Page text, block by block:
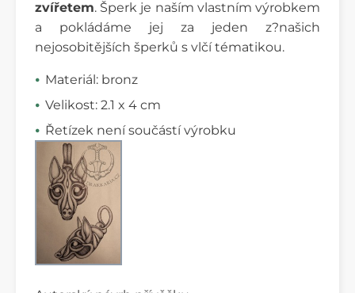
zvířetem. Šperk je naším vlastním výrobkem
a pokládáme jej za jeden z?našich
nejosobitějších šperků s vlčí tématikou.
Materiál: bronz
Velikost: 2.1 x 4 cm
Řetízek není součástí výrobku